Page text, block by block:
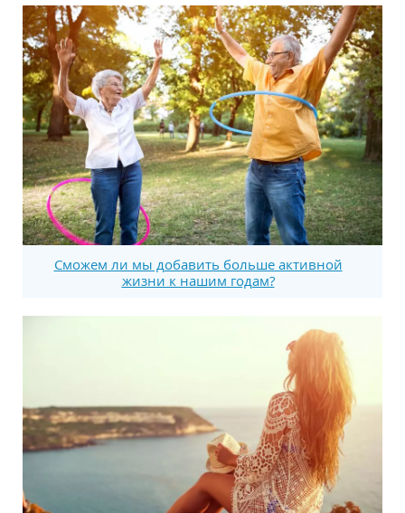
Сможем ли мы добавить больше активной
жизни к нашим годам?